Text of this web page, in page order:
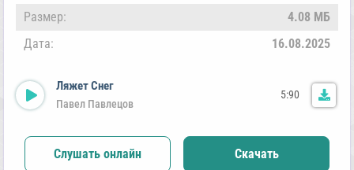
Размер:
4.08 МБ
Дата:
16.08.2025
Ляжет Снег
Павел Павлецов
5:90
Слушать онлайн Скачать